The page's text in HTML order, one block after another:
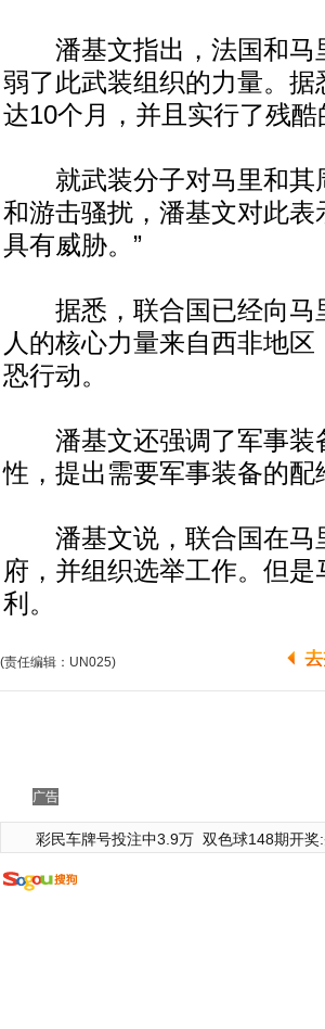
潘基文指出，法国和马
弱了此武装组织的力量。
达10个月，并且实行了残酷
就武装分子对马里和其
和游击骚扰，潘基文对此表
具有威胁。”
据悉，联合国已经向马
人的核心力量来自西非地
恐行动。
潘基文还强调了军事装
性，提出需要军事装备的
潘基文说，联合国在马
府，并组织选举工作。但
利。
(责任编辑：UN025)
广告
彩民车牌号投注中3.9万 双色球148期开